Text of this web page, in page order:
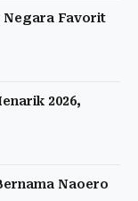
Negara Favorit
2026,
Naoero